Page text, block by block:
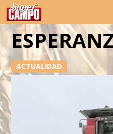
Temas de hoy
ACTUALIDAD